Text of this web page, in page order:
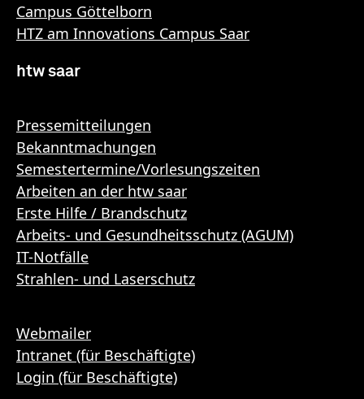
Campus Göttelborn
HTZ am Innovations Campus Saar
htw saar
Pressemitteilungen
Bekanntmachungen
Semestertermine/Vorlesungszeiten
Arbeiten an der htw saar
Erste Hilfe / Brandschutz
Arbeits- und Gesundheitsschutz (AGUM)
IT-Notfälle
Strahlen- und Laserschutz
Webmailer
Intranet (für Beschäftigte)
Login (für Beschäftigte)